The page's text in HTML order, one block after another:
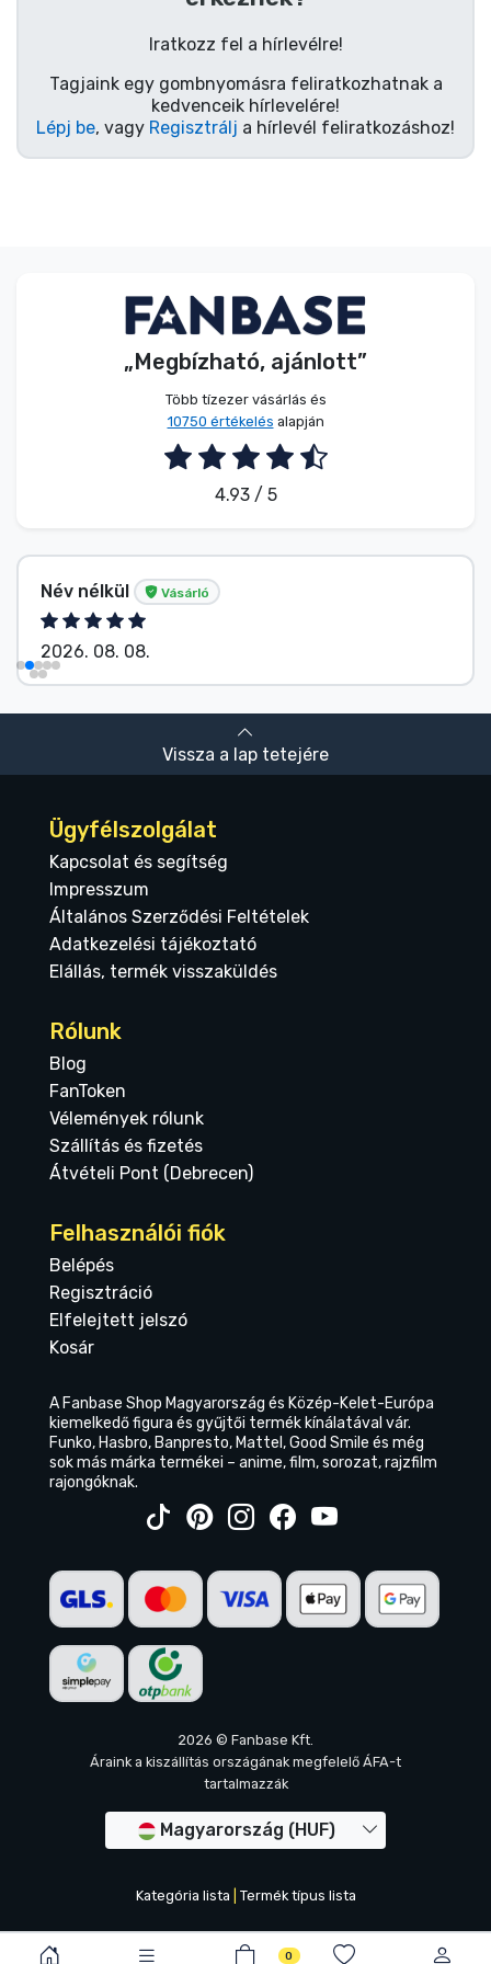
0
Iratkozz fel a hírlevélre!
Tagjaink egy gombnyomásra feliratkozhatnak a
kedvenceik hírlevelére!
Lépj be, vagy Regisztrálj a hírlevél feliratkozáshoz!
„Megbízható, ajánlott”
Több tízezer vásárlás és
10750 értékelés alapján
4.93 / 5
Név nélkül Vásárló
2026. 08. 08.
Vissza a lap tetejére
Ügyfélszolgálat
Kapcsolat és segítség
Impresszum
Általános Szerződési Feltételek
Adatkezelési tájékoztató
Elállás, termék visszaküldés
Rólunk
Blog
FanToken
Vélemények rólunk
Szállítás és fizetés
Átvételi Pont (Debrecen)
Felhasználói fiók
Belépés
Regisztráció
Elfelejtett jelszó
Kosár
A Fanbase Shop Magyarország és Közép-Kelet-Európa
kiemelkedő figura és gyűjtői termék kínálatával vár.
Funko, Hasbro, Banpresto, Mattel, Good Smile és még
sok más márka termékei – anime, film, sorozat, rajzfilm
rajongóknak.
2026 © Fanbase Kft.
Áraink a kiszállítás országának megfelelő ÁFA-t
tartalmazzák
Magyarország (HUF)
Kategória lista Termék típus lista
Terméktípusok
Márkák